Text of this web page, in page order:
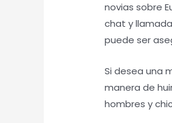
novias sobre
chat y
puede ser
Si desea una
manera de
hombres y